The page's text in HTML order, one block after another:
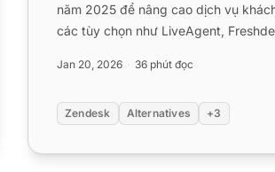
năm 2025 để nâng cao dịch vụ
các tùy chọn như LiveAgent,
Jan 20, 2026 36 phút đọc
Zendesk Alternatives +3